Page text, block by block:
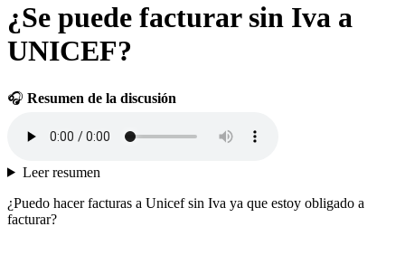
¿Se puede facturar sin Iva a
UNICEF?
🎧 Resumen de la discusión
Leer resumen
¿Puedo hacer facturas a Unicef sin Iva ya que estoy obligado a
facturar?